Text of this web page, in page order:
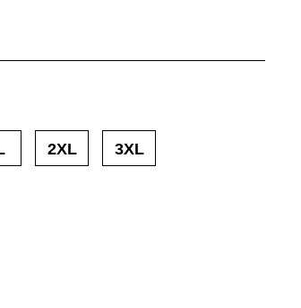
2XL 3XL